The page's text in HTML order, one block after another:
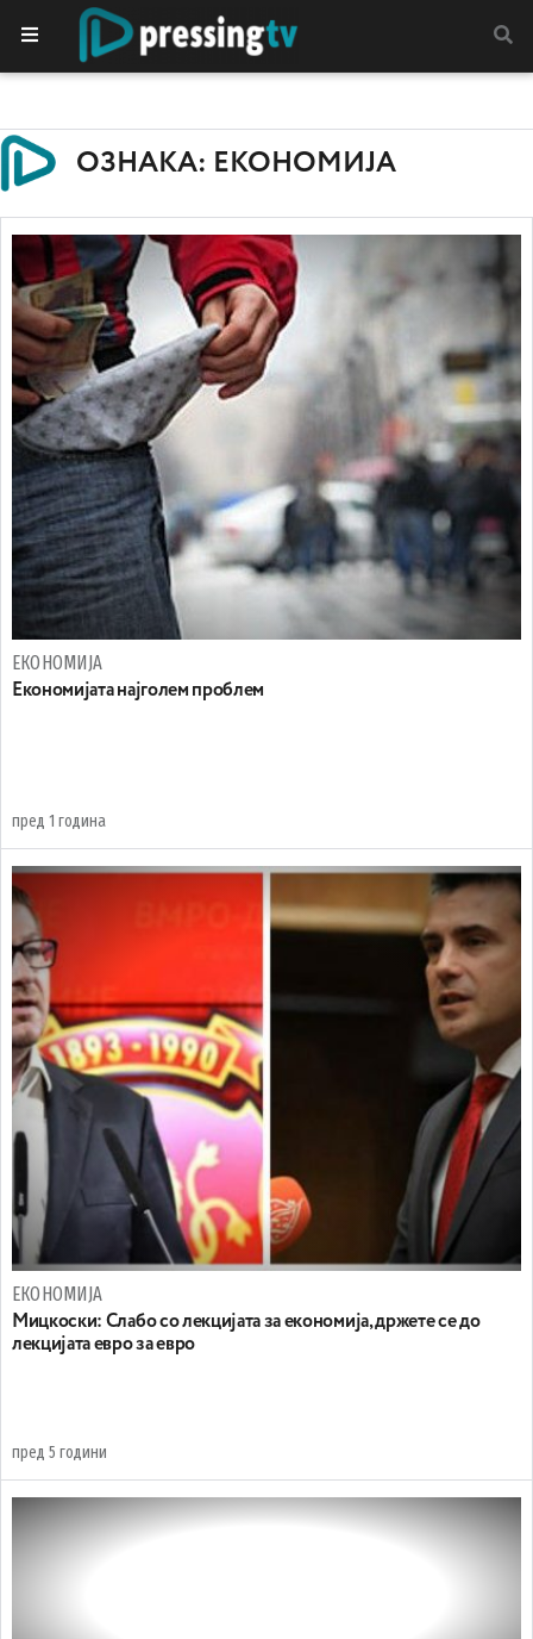
ОЗНАКА: ЕКОНОМИЈА
ЕКОНОМИЈА
Економијата најголем проблем
пред 1 година
ЕКОНОМИЈА
Мицкоски: Слабо со лекцијата за економија, држете се до
лекцијата евро за евро
пред 5 години